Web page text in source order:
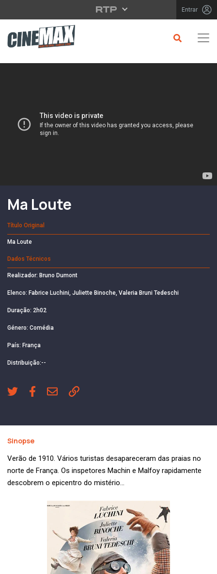
Saltar para o conteúdo principal Entrar
Filme em Cartaz
Ma Loute
Título Original
Ma Loute
Dados Técnicos
Realizador: Bruno Dumont
Elenco: Fabrice Luchini, Juliette Binoche, Valeria Bruni Tedeschi
Duração: 2h02
Género: Comédia
País: França
Distribuição:--
Sinopse
Verão de 1910. Vários turistas desapareceram das praias no
norte de França. Os inspetores Machin e Malfoy rapidamente
descobrem o epicentro do mistério…